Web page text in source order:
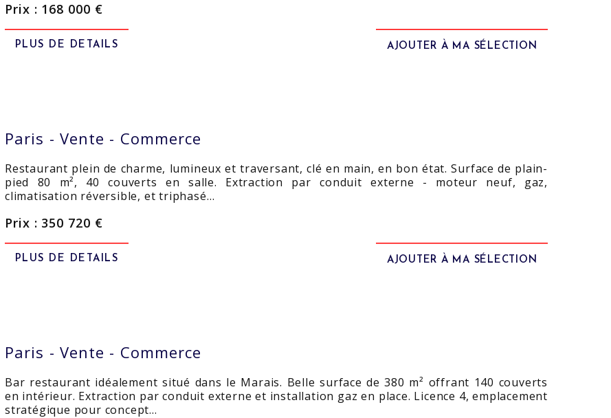
Prix : 168 000 €
PLUS DE DETAILS AJOUTER À MA SÉLECTION
Paris - Vente - Commerce
Restaurant plein de charme, lumineux et traversant, clé en main, en bon état. Surface de plain-
pied 80 m², 40 couverts en salle. Extraction par conduit externe - moteur neuf, gaz,
climatisation réversible, et triphasé…
Prix : 350 720 €
PLUS DE DETAILS AJOUTER À MA SÉLECTION
Paris - Vente - Commerce
Bar restaurant idéalement situé dans le Marais. Belle surface de 380 m² offrant 140 couverts
en intérieur. Extraction par conduit externe et installation gaz en place. Licence 4, emplacement
stratégique pour concept…